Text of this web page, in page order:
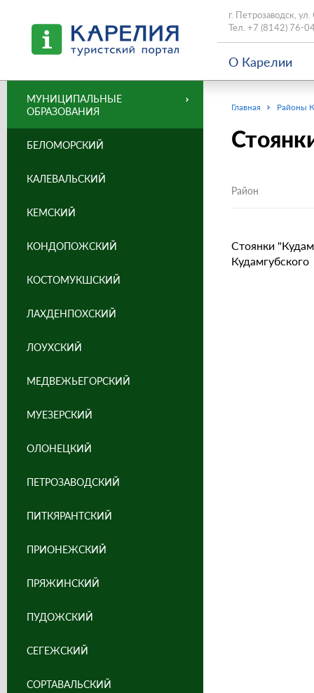
г. Петрозаводск,
Тел. +7 (8142) 76-
О Карелии
Главная Районы
Район
Стоянки
Кудамгубского
МУНИЦИПАЛЬНЫЕ
ОБРАЗОВАНИЯ
БЕЛОМОРСКИЙ
КАЛЕВАЛЬСКИЙ
КЕМСКИЙ
КОНДОПОЖСКИЙ
КОСТОМУКШСКИЙ
ЛАХДЕНПОХСКИЙ
ЛОУХСКИЙ
МЕДВЕЖЬЕГОРСКИЙ
МУЕЗЕРСКИЙ
ОЛОНЕЦКИЙ
ПЕТРОЗАВОДСКИЙ
ПИТКЯРАНТСКИЙ
ПРИОНЕЖСКИЙ
ПРЯЖИНСКИЙ
ПУДОЖСКИЙ
СЕГЕЖСКИЙ
СОРТАВАЛЬСКИЙ